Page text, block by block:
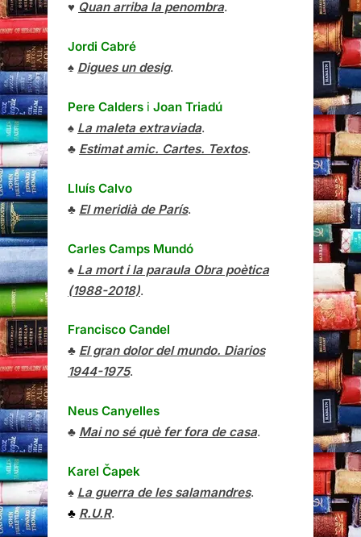
♥ Quan arriba la penombra.
Jordi Cabré
♠ Digues un desig.
Pere Calders i Joan Triadú
♠ La maleta extraviada.
♣ Estimat amic. Cartes. Textos.
Lluís Calvo
♣ El meridià de París.
Carles Camps Mundó
♠ La mort i la paraula Obra poètica
(1988-2018).
Francisco Candel
♣ El gran dolor del mundo. Diarios
1944-1975.
Neus Canyelles
♣ Mai no sé què fer fora de casa.
Karel Čapek
♠ La guerra de les salamandres.
♣ R.U.R.